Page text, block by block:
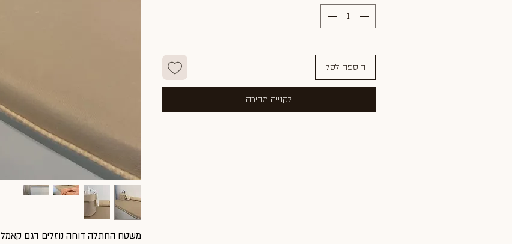
משטח החתלה דוחה נוזלים דגם קאמל
הוספה לסל
לקנייה מהירה